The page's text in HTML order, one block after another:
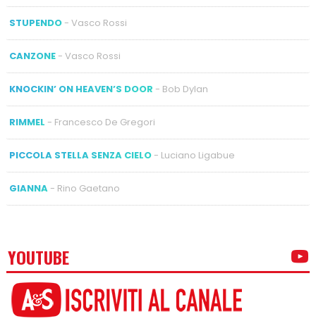
STUPENDO- Vasco Rossi
CANZONE- Vasco Rossi
KNOCKIN’ ON HEAVEN’S DOOR - Bob Dylan
RIMMEL - Francesco De Gregori
PICCOLA STELLA SENZA CIELO- Luciano Ligabue
GIANNA- Rino Gaetano
YOUTUBE